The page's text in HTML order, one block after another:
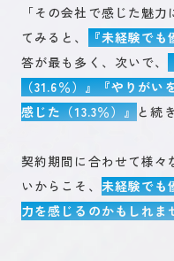
「その会社で感じた魅
てみると、 『未経験でも
答が最も多く、次いで、
（31.6％）』『やりがい
感じた（13.3％）』と続
契約期間に合わせて様々
いからこそ、 未経験でも
力を感じるのかもしれま